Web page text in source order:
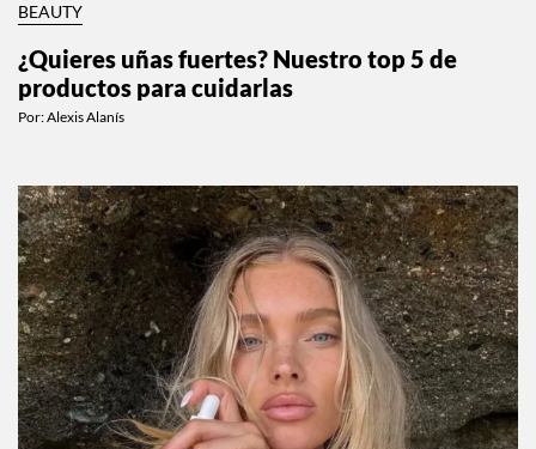
BEAUTY
¿Quieres uñas fuertes? Nuestro top 5 de
productos para cuidarlas
Por:Alexis Alanís